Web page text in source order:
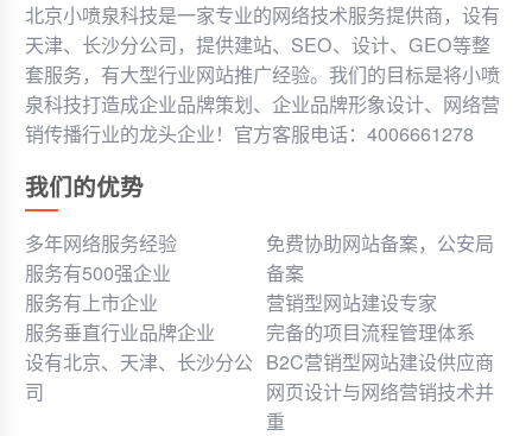
北京小喷泉科技是一家专业的网络技术服务提供商，设有
天津、长沙分公司，提供建站、SEO、设计、GEO等整
套服务，有大型行业网站推广经验。我们的目标是将小喷
泉科技打造成企业品牌策划、企业品牌形象设计、网络营
销传播行业的龙头企业！官方客服电话：4006661278
我们的优势
多年网络服务经验
服务有500强企业
服务有上市企业
服务垂直行业品牌企业
设有北京、天津、长沙分公
司
免费协助网站备案，公安局
备案
营销型网站建设专家
完备的项目流程管理体系
B2C营销型网站建设供应商
网页设计与网络营销技术并
重